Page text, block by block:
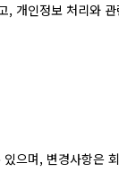
개인정보 처리와
으며, 변경사항은